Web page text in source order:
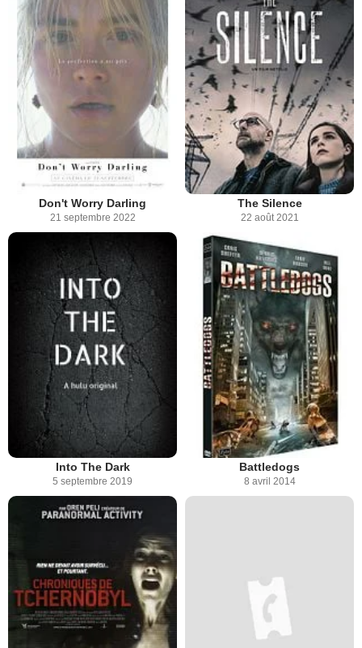
Don't Worry Darling
21 septembre 2022
The Silence
22 août 2021
Into The Dark
5 septembre 2019
Battledogs
8 avril 2014